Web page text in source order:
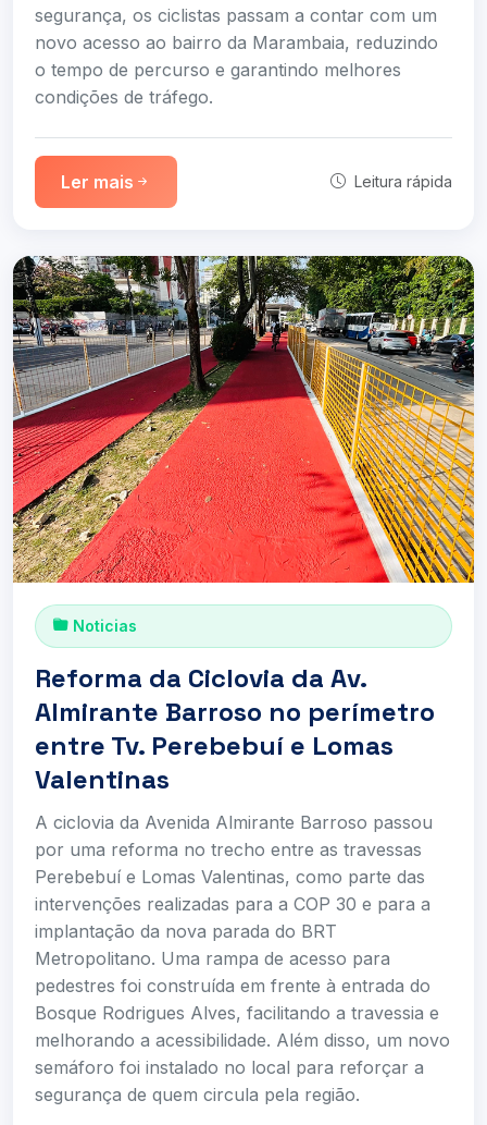
segurança, os ciclistas passam a contar com um
novo acesso ao bairro da Marambaia, reduzindo
o tempo de percurso e garantindo melhores
condições de tráfego.
Ler mais Leitura rápida
Noticias
Reforma da Ciclovia da Av.
Almirante Barroso no perímetro
entre Tv. Perebebuí e Lomas
Valentinas
A ciclovia da Avenida Almirante Barroso passou
por uma reforma no trecho entre as travessas
Perebebuí e Lomas Valentinas, como parte das
intervenções realizadas para a COP 30 e para a
implantação da nova parada do BRT
Metropolitano. Uma rampa de acesso para
pedestres foi construída em frente à entrada do
Bosque Rodrigues Alves, facilitando a travessia e
melhorando a acessibilidade. Além disso, um novo
semáforo foi instalado no local para reforçar a
segurança de quem circula pela região.